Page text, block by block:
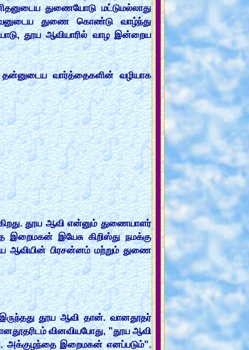
துணையோடு மட்டுமல்லாது
துணை கொண்டு வாழ்ந்து
தூய ஆவியாரில் வாழ இன்றைய
தன்னுடைய வார்த்தைகளின் வழியாக
தூய ஆவி என்னும் துணையாளர்
இயேசு கிறிஸ்து நமக்கு
ஆவியின் பிரசன்னம் மற்றும் துணை
தூய ஆவி தான். வானதூதர்
வினவியபோது, "தூய ஆவி
அக்குழந்தை இறைமகன் எனப்படும்".